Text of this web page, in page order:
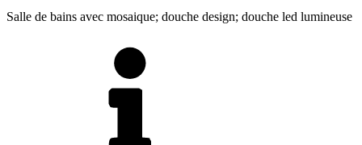
Salle de bains avec mosaique; douche design; douche led lumineuse